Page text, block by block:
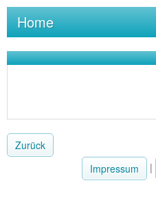
Home
Zurück
Impressum
|